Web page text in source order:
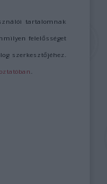
tartalomnak
felelősséget
szerkesztőjéhez.